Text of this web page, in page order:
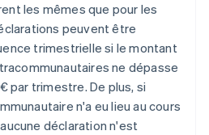
les mêmes que pour les
peuvent être
trimestrielle si le montant
ne dépasse
par trimestre. De plus, si
n'a eu lieu au cours
déclaration n'est